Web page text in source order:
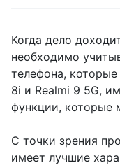
Когда дело
необходимо
телефона,
8i и Realmi 9 5G,
функции, которые
С точки зрения
имеет лучшие